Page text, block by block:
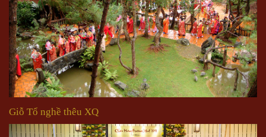
Giỗ Tổ nghề thêu XQ